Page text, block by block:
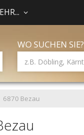
WO SUCHEN SIE?
6870 Bezau